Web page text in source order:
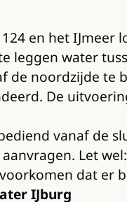
en het
leggen water
de noordzijde
De
vanaf de
Let
dat er
IJburg